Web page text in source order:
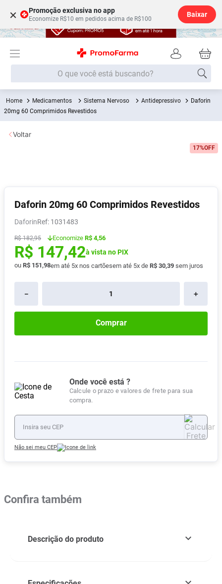
× Promoção exclusiva no app
Economize R$10 em pedidos acima de R$100
Baixar
O que você está buscando?
Medicamentos Sistema Nervoso Antidepressivo
Daforin
20mg 60 Comprimidos Revestidos
17%OFF
Daforin 20mg 60 Comprimidos Revestidos
Daforin : 1031483
R$ 182,95 Economize R$ 4,56
R$ 147,42à vista no PIX
ou R$ 151 ,98em até 5x nos cartõesem até 5x de R$ 30,39 sem juros
＋
－
Comprar
Onde você está ?
Calcule o prazo e valores de frete para sua
compra.
Não sei meu CEP
Voltar
Confira também
Descrição do produto
Termos mais buscados
1º Fralda
2
5º Fralda G
6º Shampoo
7º Desodorante
8 º Absorvente
9 Lavitan
10º Vitamina D